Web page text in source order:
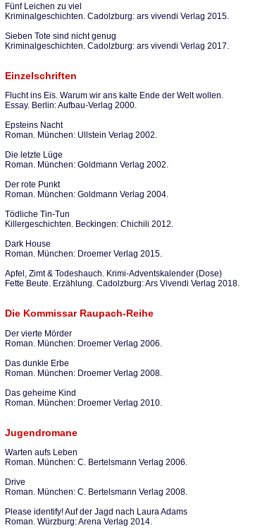
Fünf Leichen zu viel
Kriminalgeschichten. Cadolzburg: ars vivendi Verlag 2015.
Sieben Tote sind nicht genug
Kriminalgeschichten. Cadolzburg: ars vivendi Verlag 2017.
Einzelschriften
Flucht ins Eis. Warum wir ans kalte Ende der Welt wollen.
Essay. Berlin: Aufbau-Verlag 2000.
Epsteins Nacht
Roman. München: Ullstein Verlag 2002.
Die letzte Lüge
Roman. München: Goldmann Verlag 2002.
Der rote Punkt
Roman. München: Goldmann Verlag 2004.
Tödliche Tin-Tun
Killergeschichten. Beckingen: Chichili 2012.
Dark House
Roman. München: Droemer Verlag 2015.
Apfel, Zimt & Todeshauch. Krimi-Adventskalender (Dose)
Fette Beute. Erzählung. Cadolzburg: Ars Vivendi Verlag 2018.
Die Kommissar Raupach-Reihe
Der vierte Mörder
Roman. München: Droemer Verlag 2006.
Das dunkle Erbe
Roman. München: Droemer Verlag 2008.
Das geheime Kind
Roman. München: Droemer Verlag 2010.
Jugendromane
Warten aufs Leben
Roman. München: C. Bertelsmann Verlag 2006.
Drive
Roman. München: C. Bertelsmann Verlag 2008.
Please identify! Auf der Jagd nach Laura Adams
Roman. Würzburg: Arena Verlag 2014.